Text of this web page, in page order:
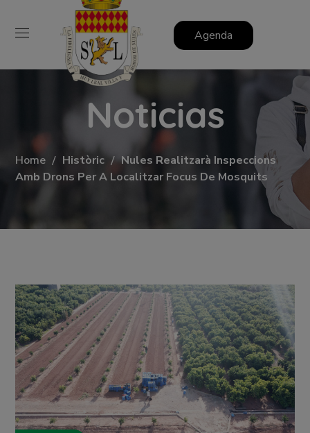
Agenda
Noticias
Home Històric
Nules Realitzarà Inspeccions
Amb Drons Per A Localitzar Focus De Mosquits